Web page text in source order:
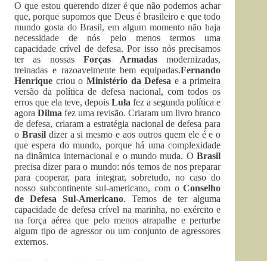
O que estou querendo dizer é que não podemos achar
que, porque supomos que Deus é brasileiro e que todo
mundo gosta do Brasil, em algum momento não haja
necessidade de nós pelo menos termos uma
capacidade crível de defesa. Por isso nós precisamos
ter as nossasForças Armadasmodernizadas,
treinadas e razoavelmente bem equipadas.Fernando
Henrique criou o Ministério da Defesa e a primeira
versão da política de defesa nacional, com todos os
erros que ela teve, depoisLula fez a segunda política e
agoraDilma fez uma revisão. Criaram um livro branco
de defesa, criaram a estratégia nacional de defesa para
o Brasildizer a si mesmo e aos outros quem ele é e o
que espera do mundo, porque há uma complexidade
na dinâmica internacional e o mundo muda. OBrasil
precisa dizer para o mundo: nós temos de nos preparar
para cooperar, para integrar, sobretudo, no caso do
nosso subcontinente sul-americano, com oConselho
de Defesa Sul-Americano. Temos de ter alguma
capacidade de defesa crível na marinha, no exército e
na força aérea que pelo menos atrapalhe e perturbe
algum tipo de agressor ou um conjunto de agressores
externos.